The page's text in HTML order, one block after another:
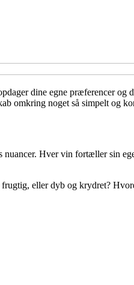
dine egne præferencer og
omkring noget så simpelt og
nuancer. Hver vin fortæller sin
eller dyb og krydret?